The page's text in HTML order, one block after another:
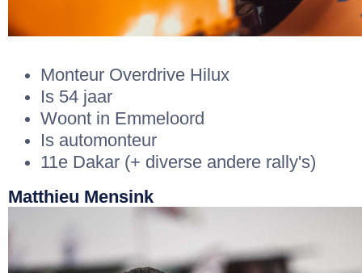
Monteur Overdrive Hilux
Is 54 jaar
Woont in Emmeloord
Is automonteur
11e Dakar (+ diverse andere rally's)
Matthieu Mensink